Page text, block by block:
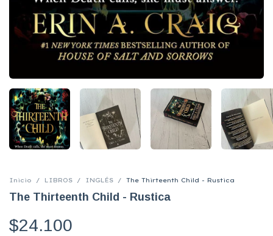
Inicio / LIBROS / INGLÉS / The Thirteenth Child - Rustica
The Thirteenth Child - Rustica
$24.100